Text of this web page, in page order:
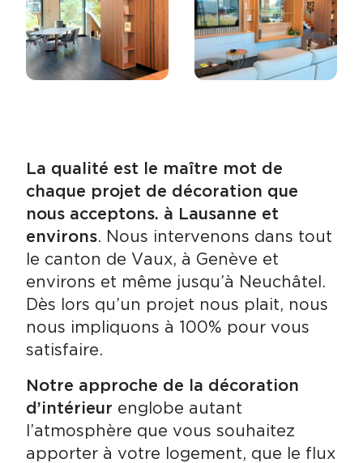
La qualité est le maître mot de
chaque projet de décoration que
nous acceptons. à Lausanne et
environs. Nous intervenons dans tout
le canton de Vaux, à Genève et
environs et même jusqu’à Neuchâtel.
Dès lors qu’un projet nous plait, nous
nous impliquons à 100% pour vous
satisfaire.
Notre approche de la décoration
d’intérieur englobe autant
l’atmosphère que vous souhaitez
apporter à votre logement, que le flux